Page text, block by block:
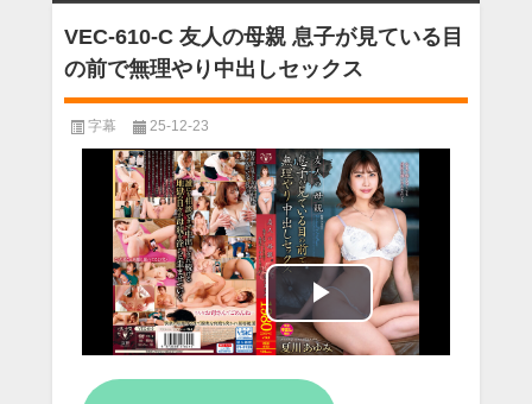
VEC-610-C 友人の母親 息子が見ている目
の前で無理やり中出しセックス
字幕 25-12-23
Play